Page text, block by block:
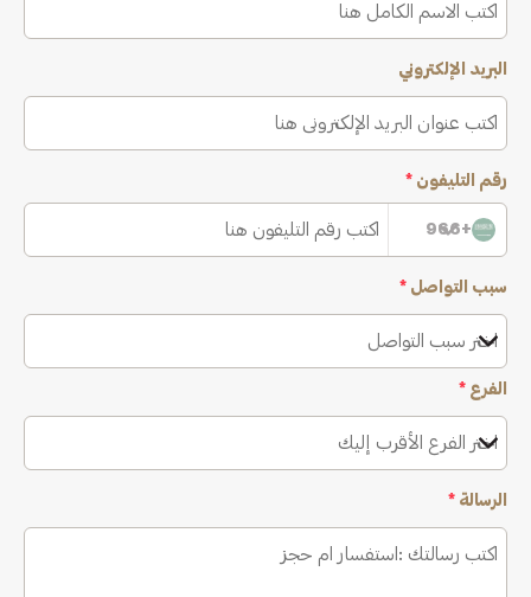
البريد الإلكتروني
رقم التليفون *
+966
سبب التواصل *
اختر سبب التواصل
الفرع *
اختر الفرع الأقرب إليك
الرسالة *